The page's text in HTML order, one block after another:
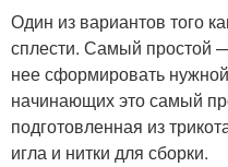
Один из вариантов того
сплести. Самый простой
нее сформировать
начинающих это самый
подготовленная из
игла и нитки для сборки.